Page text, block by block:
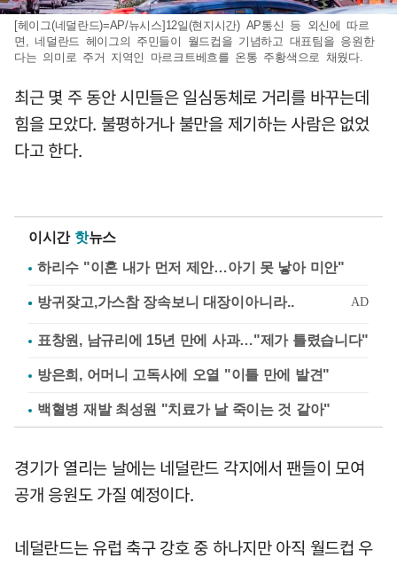
[헤이그(네덜란드)=AP/뉴시스]12일(현지시간) AP통신 등 외신에 따르
면, 네덜란드 헤이그의 주민들이 월드컵을 기념하고 대표팀을 응원한
다는 의미로 주거 지역인 마르크트베흐를 온통 주황색으로 채웠다.
최근 몇 주 동안 시민들은 일심동체로 거리를 바꾸는데
힘을 모았다. 불평하거나 불만을 제기하는 사람은 없었
다고 한다.
이시간 핫뉴스
하리수 "이혼 내가 먼저 제안…아기 못 낳아 미안"
표창원, 남규리에 15년 만에 사과…"제가 틀렸습니다"
방은희, 어머니 고독사에 오열 "이틀 만에 발견"
백혈병 재발 최성원 "치료가 날 죽이는 것 같아"
경기가 열리는 날에는 네덜란드 각지에서 팬들이 모여
공개 응원도 가질 예정이다.
네덜란드는 유럽 축구 강호 중 하나지만 아직 월드컵 우